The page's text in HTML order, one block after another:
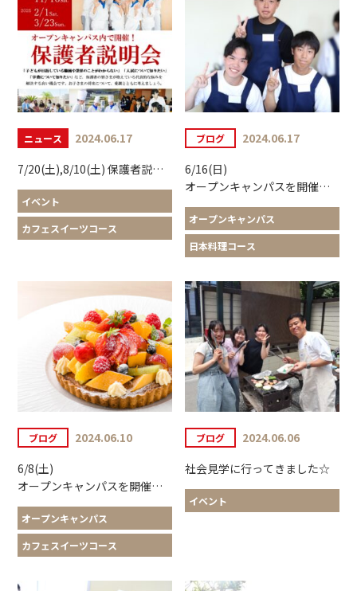
ニュース
2024.06.17
7/20(土),8/10(土) 保護者説明会のご案内
イベント
カフェスイーツコース
ブログ
2024.06.17
6/16(日)
オープンキャンパスを開催しました
オープンキャンパス
日本料理コース
ブログ
2024.06.10
6/8(土)
オープンキャンパスを開催しました
オープンキャンパス
カフェスイーツコース
ブログ
2024.06.06
社会見学に行ってきました☆
イベント